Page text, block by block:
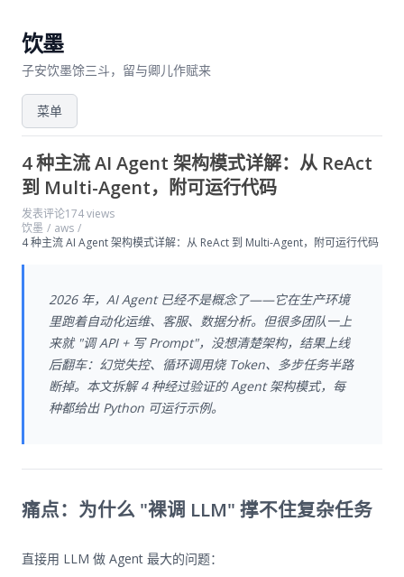
饮墨
子安饮墨馀三斗，留与卿儿作赋来
菜单
4 种主流 AI Agent 架构模式详解：从 ReAct
到 Multi-Agent，附可运行代码
发表评论174 views
饮墨 / aws /
4 种主流 AI Agent 架构模式详解：从 ReAct 到 Multi-Agent，附可运行代码
2026 年，AI Agent 已经不是概念了——它在生产环境
里跑着自动化运维、客服、数据分析。但很多团队一上
来就 "调 API + 写 Prompt"，没想清楚架构，结果上线
后翻车：幻觉失控、循环调用烧 Token、多步任务半路
断掉。本文拆解 4 种经过验证的 Agent 架构模式，每
种都给出 Python 可运行示例。
痛点：为什么 "裸调 LLM" 撑不住复杂任务
直接用 LLM 做 Agent 最大的问题：